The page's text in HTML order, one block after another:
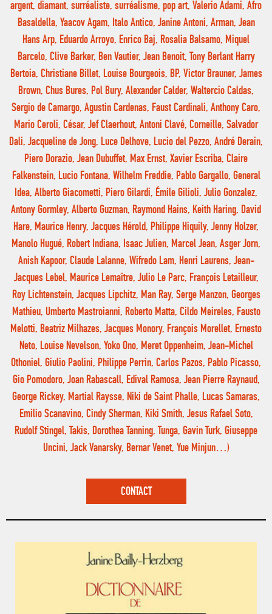
argent, diamant, surréaliste, surréalisme, pop art, Valerio Adami, Afro
Basaldella, Yaacov Agam, Italo Antico, Janine Antoni, Arman, Jean
Hans Arp, Eduardo Arroyo, Enrico Baj, Rosalia Balsamo, Miquel
Barcelo, Clive Barker, Ben Vautier, Jean Benoit, Tony Berlant Harry
Bertoia, Christiane Billet, Louise Bourgeois, BP, Victor Brauner, James
Brown, Chus Bures, Pol Bury, Alexander Calder, Waltercio Caldas,
Sergio de Camargo, Agustin Cardenas, Faust Cardinali, Anthony Caro,
Mario Ceroli, César, Jef Claerhout, Antoni Clavé, Corneille, Salvador
Dali, Jacqueline de Jong, Luce Delhove, Lucio del Pezzo, André Derain,
Piero Dorazio, Jean Dubuffet, Max Ernst, Xavier Escriba, Claire
Falkenstein, Lucio Fontana, Wilhelm Freddie, Pablo Gargallo, General
Idea, Alberto Giacometti, Piero Gilardi, Émile Gilioli, Julio Gonzalez,
Antony Gormley, Alberto Guzman, Raymond Hains, Keith Haring, David
Hare, Maurice Henry, Jacques Hérold, Philippe Hiquily, Jenny Holzer,
Manolo Hugué, Robert Indiana, Isaac Julien, Marcel Jean, Asger Jorn,
Anish Kapoor, Claude Lalanne, Wifredo Lam, Henri Laurens, Jean-
Jacques Lebel, Maurice Lemaître, Julio Le Parc, François Letailleur,
Roy Lichtenstein, Jacques Lipchitz, Man Ray, Serge Manzon, Georges
Mathieu, Umberto Mastroianni, Roberto Matta, Cildo Meireles, Fausto
Melotti, Beatriz Milhazes, Jacques Monory, François Morellet, Ernesto
Neto, Louise Nevelson, Yoko Ono, Meret Oppenheim, Jean-Michel
Othoniel, Giulio Paolini, Philippe Perrin, Carlos Pazos, Pablo Picasso,
Gio Pomodoro, Joan Rabascall, Edival Ramosa, Jean Pierre Raynaud,
George Rickey, Martial Raysse, Niki de Saint Phalle, Lucas Samaras,
Emilio Scanavino, Cindy Sherman, Kiki Smith, Jesus Rafael Soto,
Rudolf Stingel, Takis, Dorothea Tanning, Tunga, Gavin Turk, Giuseppe
Uncini, Jack Vanarsky, Bernar Venet, Yue Minjun…)
CONTACT